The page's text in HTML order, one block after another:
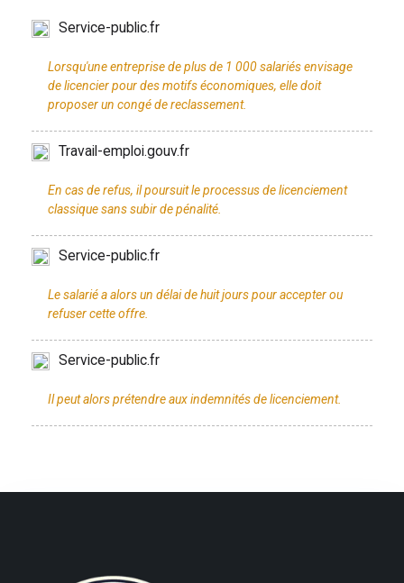
Service-public.fr
Lorsqu'une entreprise de plus de 1 000 salariés envisage
de licencier pour des motifs économiques, elle doit
Travail-emploi.gouv.fr
En cas de refus, il poursuit le processus de licenciement
Service-public.fr
Le salarié a alors un délai de huit jours pour accepter ou
Service-public.fr